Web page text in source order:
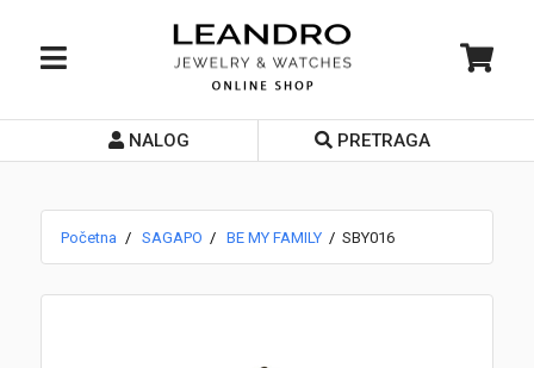
Početna
Prodavnice
NALOG PRETRAGA
Početna SAGAPO BE MY FAMILY SBY016